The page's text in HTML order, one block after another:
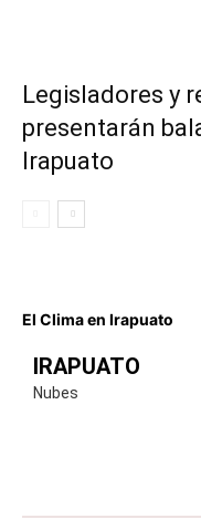
Legisladores y
presentarán
Irapuato
El Clima en Irapuato
IRAPUATO
Nubes